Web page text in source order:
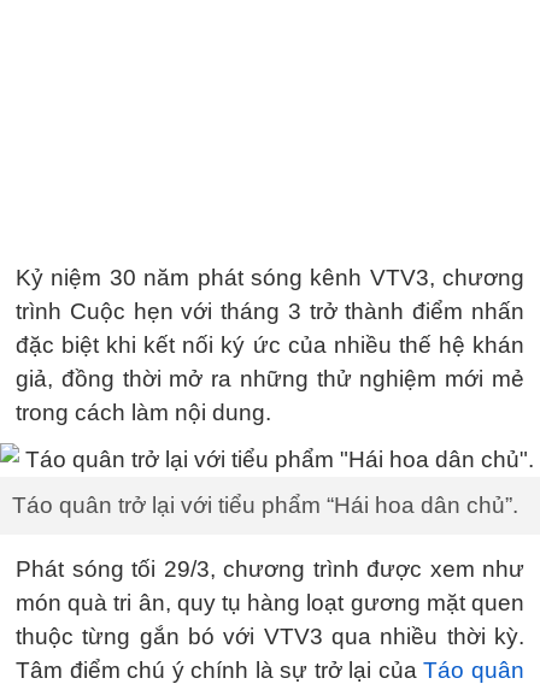
Kỷ niệm 30 năm phát sóng kênh VTV3, chương
trình Cuộc hẹn với tháng 3 trở thành điểm nhấn
đặc biệt khi kết nối ký ức của nhiều thế hệ khán
giả, đồng thời mở ra những thử nghiệm mới mẻ
trong cách làm nội dung.
Táo quân trở lại với tiểu phẩm “Hái hoa dân chủ”.
Phát sóng tối 29/3, chương trình được xem như
món quà tri ân, quy tụ hàng loạt gương mặt quen
thuộc từng gắn bó với VTV3 qua nhiều thời kỳ.
Tâm điểm chú ý chính là sự trở lại củaTáo quân